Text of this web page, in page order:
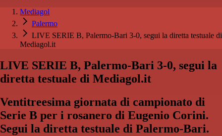
Mediagol
Palermo
LIVE SERIE B, Palermo-Bari 3-0, segui la diretta testuale di
Mediagol.it
LIVE SERIE B, Palermo-Bari 3-0, segui la
diretta testuale di Mediagol.it
Ventitreesima giornata di campionato di
Serie B per i rosanero di Eugenio Corini.
Segui la diretta testuale di Palermo-Bari.